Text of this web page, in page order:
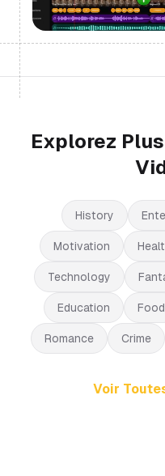
Explorez
History
Motivation
Technology
Education Food
Romance Crime
Voir